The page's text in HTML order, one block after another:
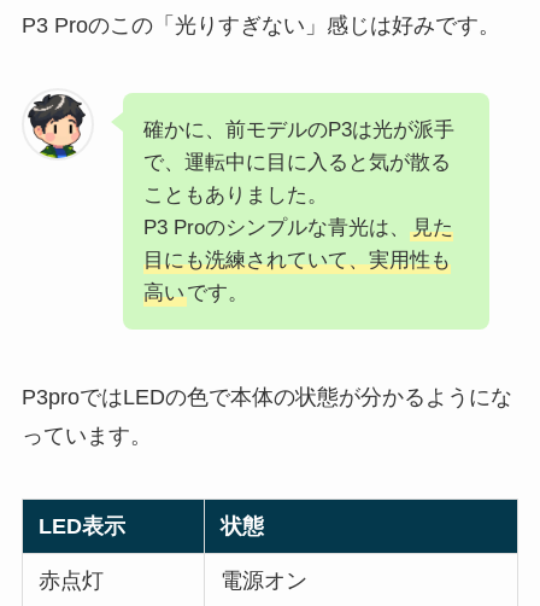
P3 Proのこの「光りすぎない」感じは好みです。
確かに、前モデルのP3は光が派手
で、運転中に目に入ると気が散る
こともありました。
P3 Proのシンプルな青光は、
見た
目にも洗練されていて、実用性も
高いです。
P3proではLEDの色で本体の状態が分かるようにな
っています。
LED表示 状態
赤点灯 電源オン